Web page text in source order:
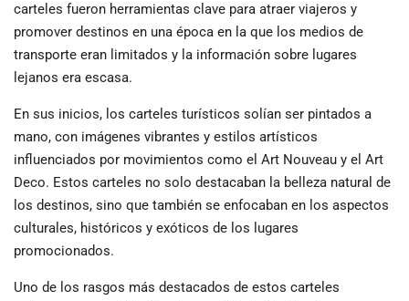
carteles fueron herramientas clave para atraer viajeros y
promover destinos en una época en la que los medios de
transporte eran limitados y la información sobre lugares
lejanos era escasa.
En sus inicios, los carteles turísticos solían ser pintados a
mano, con imágenes vibrantes y estilos artísticos
influenciados por movimientos como el Art Nouveau y el Art
Deco. Estos carteles no solo destacaban la belleza natural de
los destinos, sino que también se enfocaban en los aspectos
culturales, históricos y exóticos de los lugares
promocionados.
Uno de los rasgos más destacados de estos carteles